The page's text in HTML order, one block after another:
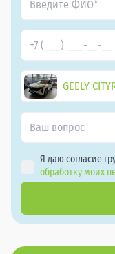
GEELY
Я даю согласие
обработку моих